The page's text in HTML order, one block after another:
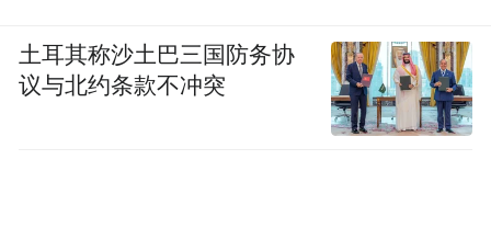
土耳其称沙土巴三国防务协
议与北约条款不冲突